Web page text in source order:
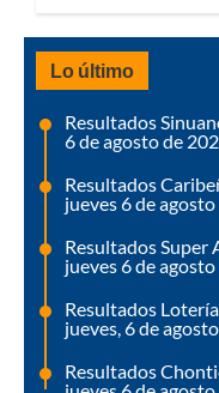
Lo último
Resultados
6 de agosto de
Resultados
jueves 6 de
Resultados Super
jueves 6 de
Resultados
jueves, 6 de
Resultados